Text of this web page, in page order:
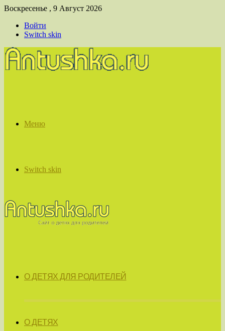
Воскресенье , 9 Август 2026
Войти
Switch skin
Меню
Switch skin
О ДЕТЯХ ДЛЯ РОДИТЕЛЕЙ
О ДЕТЯХ